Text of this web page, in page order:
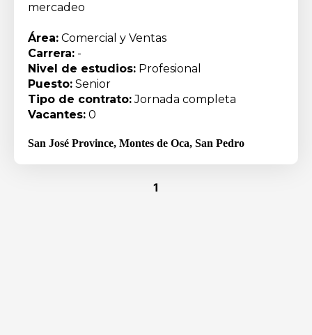
mercadeo
Área: Comercial y Ventas
Carrera: -
Nivel de estudios: Profesional
Puesto: Senior
Tipo de contrato: Jornada completa
Vacantes: 0
San José Province, Montes de Oca, San Pedro
1